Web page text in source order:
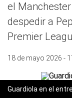
el
despedir a
Premier
18 de mayo 2026 -
Guardiola en el